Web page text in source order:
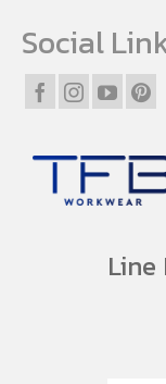
Social